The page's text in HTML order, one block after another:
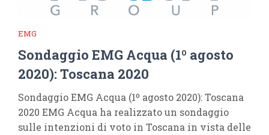
EMG
Sondaggio EMG Acqua (1º agosto
2020): Toscana 2020
Sondaggio EMG Acqua (1º agosto 2020): Toscana
2020 EMG Acqua ha realizzato un sondaggio
sulle intenzioni di voto in Toscana in vista delle